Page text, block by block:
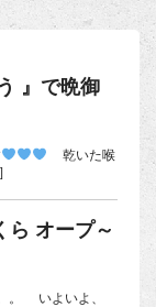
』で晩御
乾いた喉
ら オープ～
。 いよいよ、